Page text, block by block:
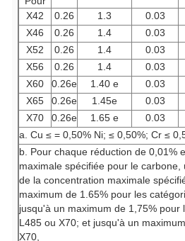
X42 0.26 1.3 0.03
X46
0.26 1.4 0.03
X52
0.26 1.4 0.03
X56
0.26 1.4 0.03
X60
0.26e 1.40 e 0.03
X65
0.26e 1.45e 0.03
X70
0.26e 1.65 e 0.03
a. Cu ≤ = 0,50% Ni; ≤ 0,50%; Cr ≤
b. Pour chaque réduction de 0,01%
maximale spécifiée pour le
de la concentration maximale
maximum de 1.65% pour les
jusqu'à un maximum de 1,75%
L485 ou X70; et jusqu'à un
X70,